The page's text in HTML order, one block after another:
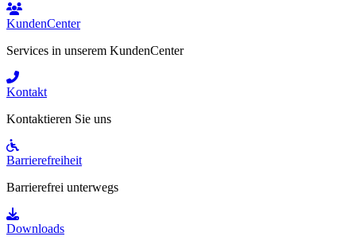
KundenCenter
Services in unserem KundenCenter
Kontakt
Kontaktieren Sie uns
Barrierefreiheit
Barrierefrei unterwegs
Downloads